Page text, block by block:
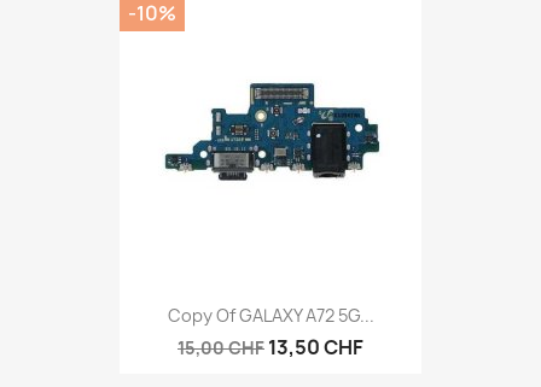
Copy Of GALAXY A72 5G...
15,00 CHF 13,50 CHF
-10%